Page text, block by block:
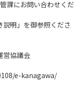
課にお問い合わせくだ
説明」を御参照くださ
営協議会
e-kanagawa/